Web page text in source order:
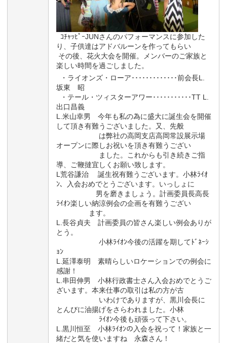
ｺﾁｬｯﾋﾟｰJUNさんのパフォーマンスに参加した
り、子供達はアドバルーンを作ってもらい
その後、花火大会を開催。メンバーのご家族と
楽しい時間を過ごしました。
・ライオンズ・ローア･････････････前会長L.
坂東 昭
・テール・ツィスターアワー･･･････････TT L.
出口昌義
L.米山幸男 今年も私の為に盛大に誕生会を開催
して頂き有難うございました。又、先般
は弊社の高岡支店高岡常設展示場
オープンに際しお祝いを頂き有難うござい
ました。これからも引き続きご指
導、ご鞭撻宜しくお願い致します。
L荒谷謙治 誕生祝有難うございます。小林ﾗｲｵ
ﾝ、入会おめでとうございます。いっしょに
男を磨きましょう。計画委員長高長
ﾗｲｵﾝ楽しい納涼例会の企画を有難うござい
ます。
L.長谷貞夫 計画委員の皆さん楽しい例会ありが
とう。
小林ﾗｲｵﾝ今後の活躍を期してﾄﾞﾈｰｼ
ｮﾝ
L.延澤泰明 素晴らしいロケーションでの例会に
感謝！
L.串田伸男 小林行政書士さん入会おめでとうご
ざいます。本来仕事の取引は私の方が古
いわけでありますが、黒川会長に
とんびに油揚げをさらわれました。小林
ﾗｲｵﾝ今後も頑張って下さい。
L.黒川恒至 小林ﾗｲｵﾝの入会を祝って！家族と一
緒だと気を使いますね 永森さん！